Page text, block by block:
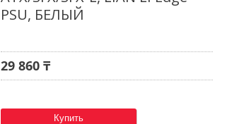
PSU, БЕЛЫЙ
29 860 ₸
Купить